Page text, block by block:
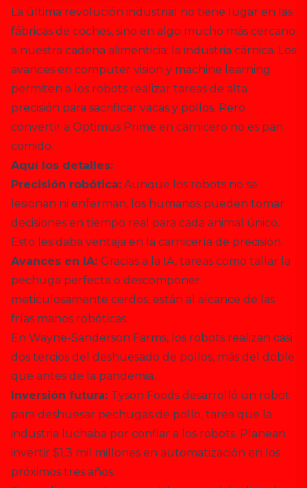
La última revolución industrial no tiene lugar en las
fábricas de coches, sino en algo mucho más cercano
a nuestra cadena alimenticia: la industria cárnica. Los
avances en computer vision y machine learning
permiten a los robots realizar tareas de alta
precisión para sacrificar vacas y pollos. Pero
convertir a Optimus Prime en carnicero no es pan
comido.
Aquí los detalles:
Precisión robótica: Aunque los robots no se
lesionan ni enferman, los humanos pueden tomar
decisiones en tiempo real para cada animal único.
Esto les daba ventaja en la carnicería de precisión.
Avances en IA: Gracias a la IA, tareas como tallar la
pechuga perfecta o descomponer
meticulosamente cerdos, están al alcance de las
frías manos robóticas.
En Wayne-Sanderson Farms, los robots realizan casi
dos tercios del deshuesado de pollos, más del doble
que antes de la pandemia.
Inversión futura: Tyson Foods desarrolló un robot
para deshuesar pechugas de pollo, tarea que la
industria luchaba por confiar a los robots. Planean
invertir $1.3 mil millones en automatización en los
próximos tres años.